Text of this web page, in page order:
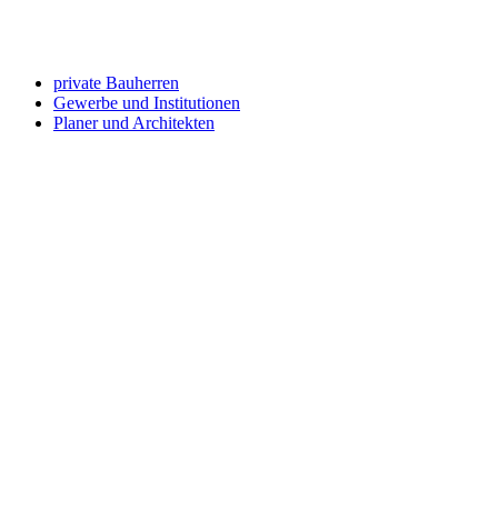
private Bauherren
Gewerbe und Institutionen
Planer und Architekten